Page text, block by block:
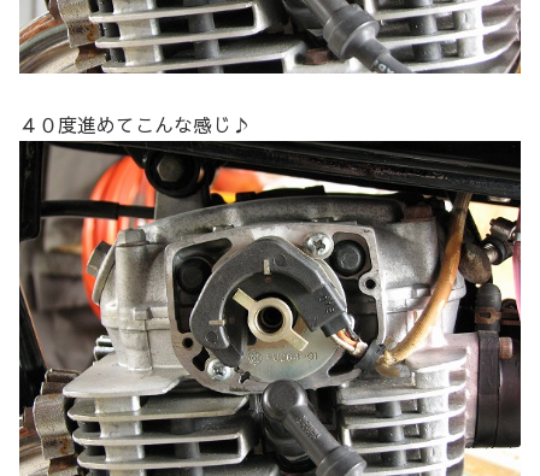
４０度進めてこんな感じ♪